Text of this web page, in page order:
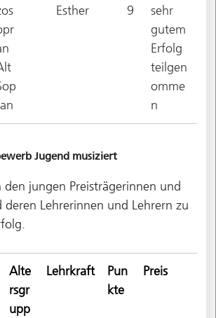
Esther
9
sehr
gutem
Erfolg
teilgen
omme
n
Jugend musiziert
jungen Preisträgerinnen und
deren Lehrerinnen und Lehrern zu
Alte
rsgr
upp
Lehrkraft
Pun
kte
Preis